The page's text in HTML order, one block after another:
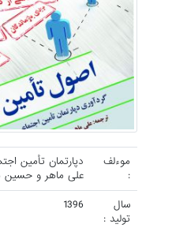
موءلف
:
دپارتمان تأمین
علی ماهر و حسین
سال
تولید :
1396